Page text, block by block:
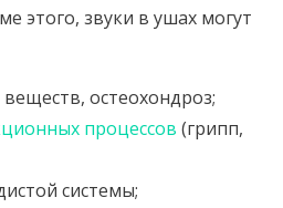
этого, звуки в ушах могут
остеохондроз;
процессов (грипп,
системы;